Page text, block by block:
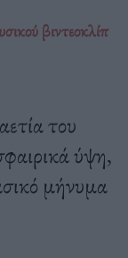
βιντεοκλίπ
του
ύψη,
μήνυμα